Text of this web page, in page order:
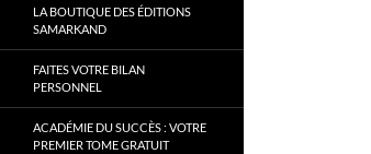
LA BOUTIQUE DES ÉDITIONS
SAMARKAND
FAITES VOTRE BILAN
PERSONNEL
ACADÉMIE DU SUCCÈS : VOTRE
PREMIER TOME GRATUIT